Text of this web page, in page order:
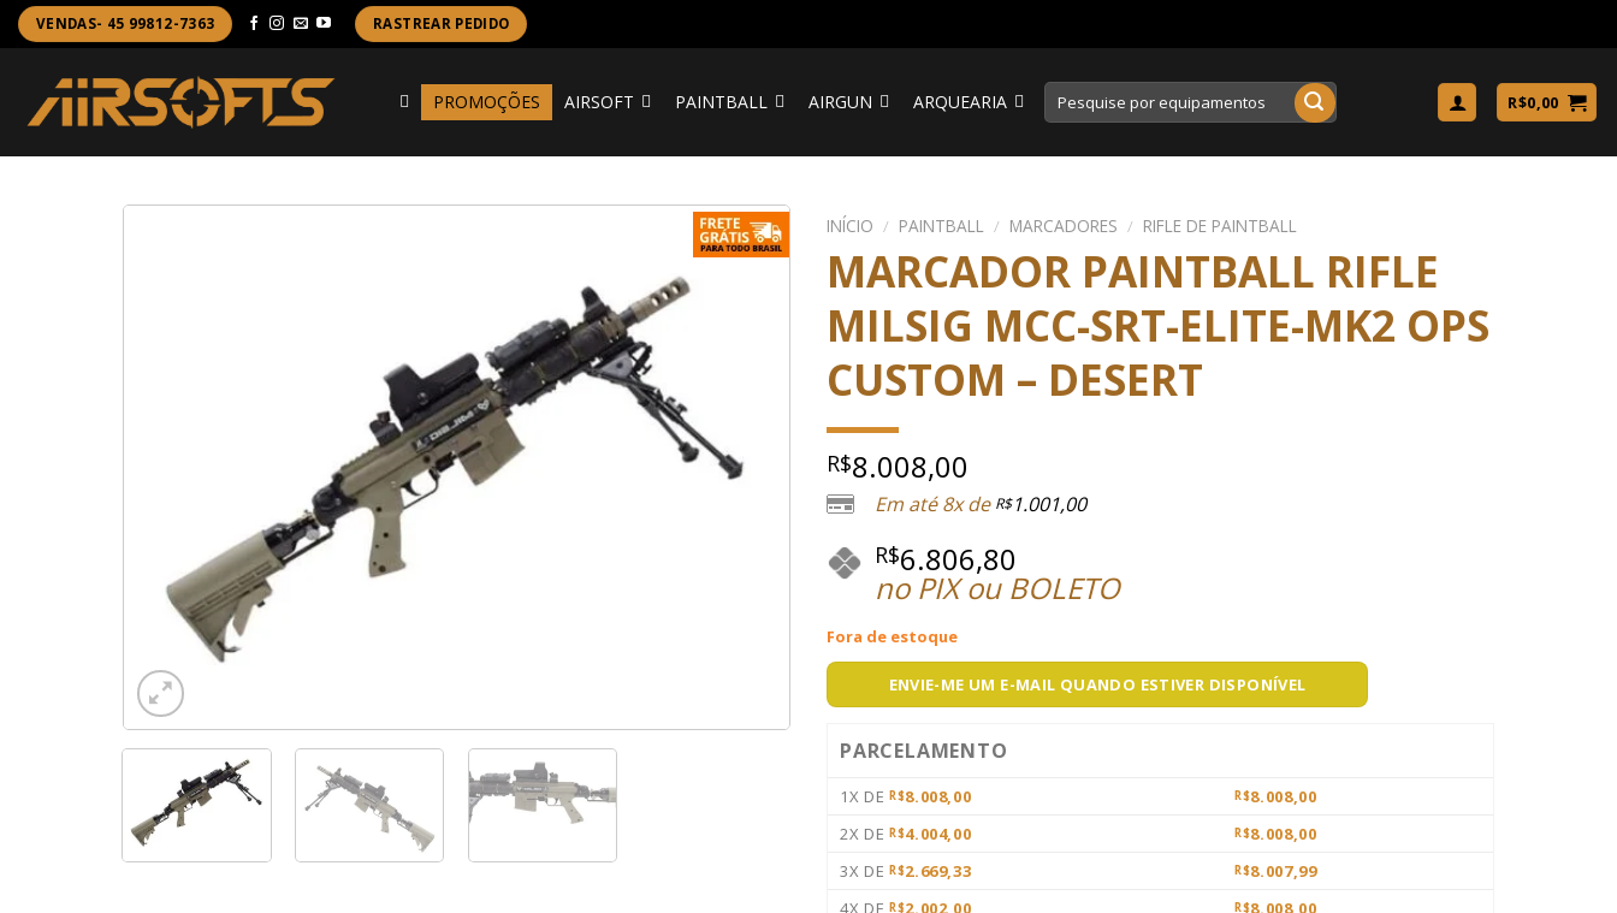
Skip
to
content
VENDAS- 45 99812-7363 RASTREAR PEDIDO
PROMOÇÕES AIRSOFT PAINTBALL AIRGUN ARQUEARIA
Pesquisar
por:
R$0,00
INÍCIO / PAINTBALL / MARCADORES / RIFLE DE PAINTBALL
MARCADOR PAINTBALL RIFLE
MILSIG MCC-SRT-ELITE-MK2 OPS
CUSTOM – DESERT
R$8.008,00
Em até 8x de R$1.001,00
R$6.806,80
no PIX ou BOLETO
Fora de estoque
ENVIE-ME UM E-MAIL QUANDO ESTIVER DISPONÍVEL
PARCELAMENTO
1X DE R$8.008,00 R$8.008,00
2X DE R$4.004,00 R$8.008,00
3X DE R$2.669,33 R$8.007,99
4X DE R$2.002,00 R$8.008,00